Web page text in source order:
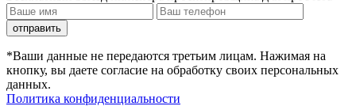
*Ваши данные не передаются третьим лицам. Нажимая на
кнопку, вы даете согласие на обработку своих персональных
данных.
Политика конфиденциальности